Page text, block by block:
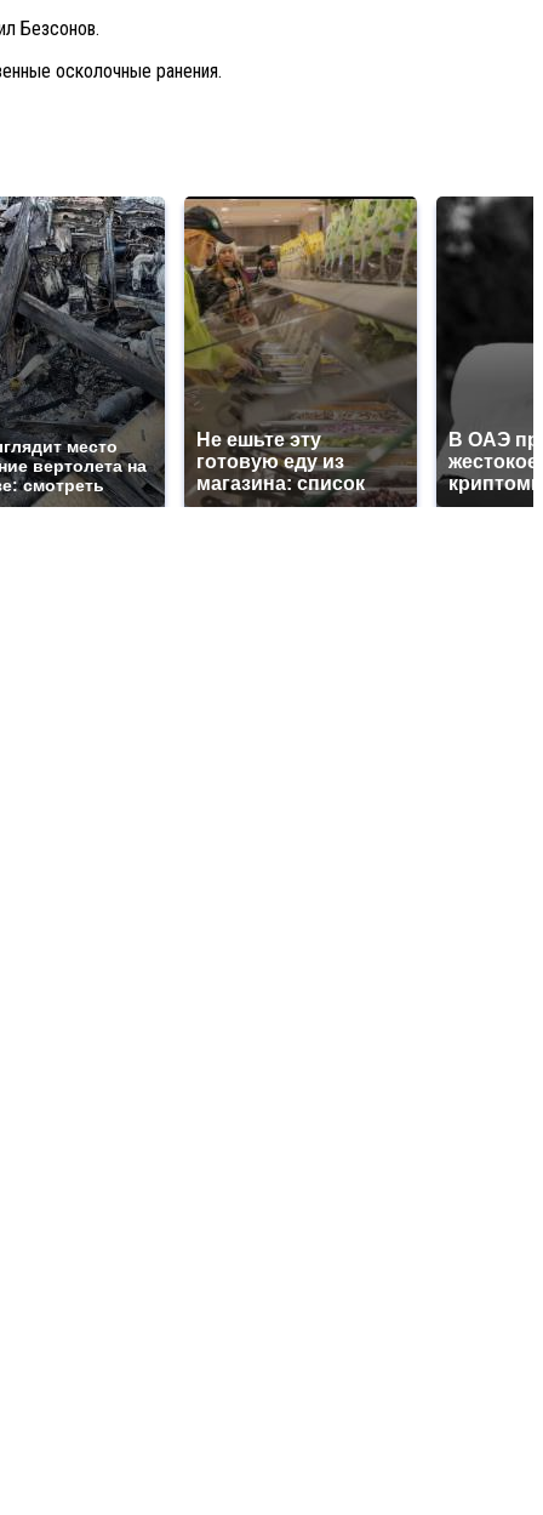
Безсонов.
осколочные ранения.
место
вертолета на
смотреть
Не ешьте эту
готовую еду из
магазина: список
В ОАЭ